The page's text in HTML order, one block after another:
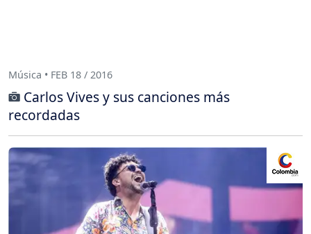
Música • FEB 18 / 2016
Carlos Vives y sus canciones más
recordadas